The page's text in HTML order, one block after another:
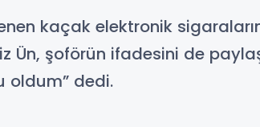
kaçak elektronik
Ün, şoförün ifadesini de
oldum” dedi.